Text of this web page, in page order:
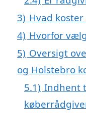
3) Hvad
4) Hvorfor
5) Oversigt
og Holstebro
5.1) Indhent